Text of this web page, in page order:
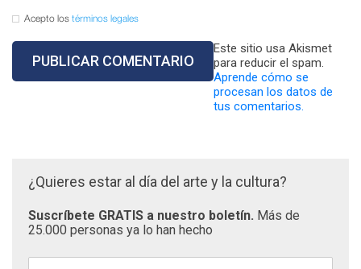
Acepto los términos legales
Este sitio usa Akismet
para reducir el spam.
Aprende cómo se
procesan los datos de
tus comentarios.
¿Quieres estar al día del arte y la cultura?
Suscríbete GRATIS a nuestro boletín. Más de
25.000 personas ya lo han hecho